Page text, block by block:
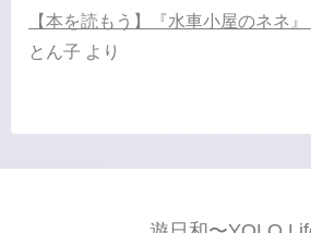
【本を読もう】『水車小屋のネネ』
とん子 より